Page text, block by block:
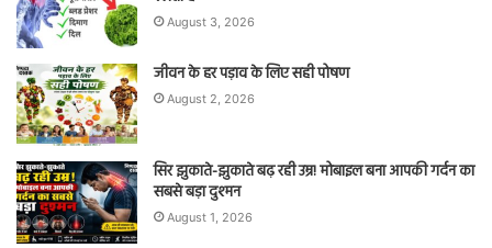
August 3, 2026
जीवन के हर पड़ाव के लिए सही पोषण
August 2, 2026
सिर झुकाते-झुकाते बढ़ रही उम्र! मोबाइल बना आपकी गर्दन का
सबसे बड़ा दुश्मन
August 1, 2026